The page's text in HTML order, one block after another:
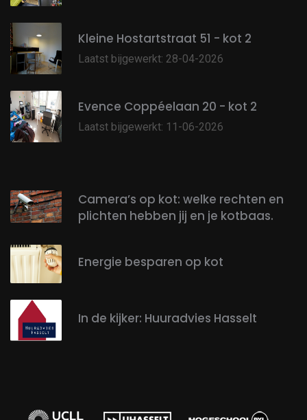
Kleine Hostartstraat 51 - kot 2
Laatst bijgewerkt: 28-04-2026
Evence Coppéelaan 20 - kot 2
Laatst bijgewerkt: 11-06-2026
Camera’s op kot: welke rechten en
plichten hebben jij en je kotbaas.
Energie besparen op kot
In de kijker: Huuradvies Hasselt